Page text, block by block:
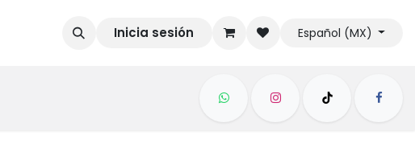
Inicia sesión Español (MX)